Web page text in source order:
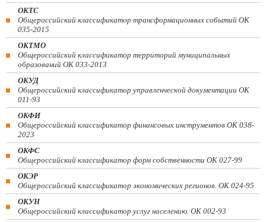
ОКТС
Общероссийский классификатор трансформационных событий ОК
035-2015
ОКТМО
Общероссийский классификатор территорий муниципальных
образований ОК 033-2013
ОКУД
Общероссийский классификатор управленческой документации ОК
011-93
ОКФИ
Общероссийский классификатор финансовых инструментов OK 038-
2023
ОКФС
Общероссийский классификатор форм собственности ОК 027-99
ОКЭР
Общероссийский классификатор экономических регионов. ОК 024-95
ОКУН
Общероссийский классификатор услуг населению. ОК 002-93